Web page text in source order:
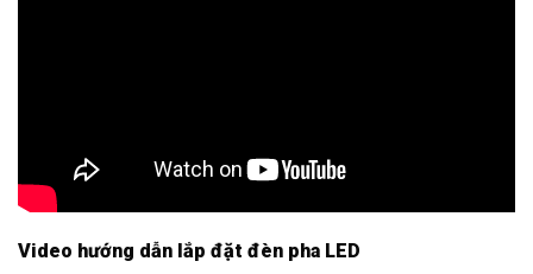
Video hướng dẫn lắp đặt đèn pha LED